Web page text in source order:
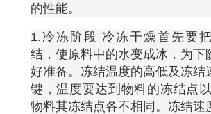
的性能。
1.冷冻阶段 冷冻干燥首先要
结，使原料中的水变成冰，为下
好准备。冻结温度的高低及冻结
键，温度要达到物料的冻结点
物料其冻结点各不相同。冻结速